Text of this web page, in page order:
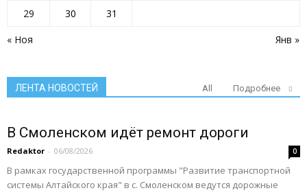
« Ноя Янв »
29
30 31
ЛЕНТА НОВОСТЕЙ All Подробнее
В Смоленском идёт ремонт дороги
Redaktor - 06/08/2026 0
В рамках государственной программы "Развитие транспортной
системы Алтайского края" в с. Смоленском ведутся дорожные